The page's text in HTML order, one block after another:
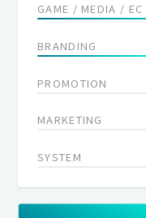
GAME / MEDIA / EC
BRANDING
PROMOTION
MARKETING
SYSTEM